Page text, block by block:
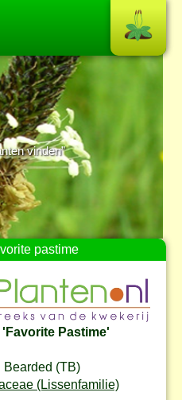
vinden”
pastime
'Favorite Pastime'
Bearded (TB)
(Lissenfamilie)